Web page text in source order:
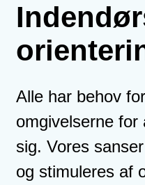
Alle har behov
omgivelserne for
sig. Vores
og stimuleres af